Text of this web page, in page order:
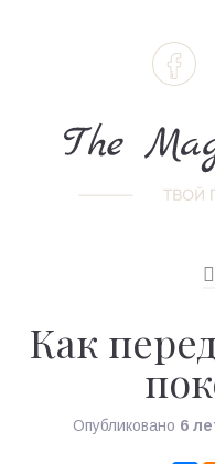
Как
Опубликовано 6